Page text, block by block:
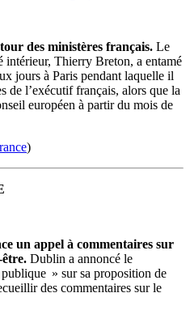
des ministères français. Le
intérieur, Thierry Breton, a entamé
jours à Paris pendant laquelle il
de l’exécutif français, alors que la
européen à partir du mois de
)
un appel à commentaires sur
Dublin a annoncé le
» sur sa proposition de
des commentaires sur le